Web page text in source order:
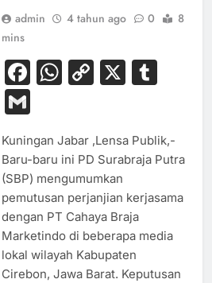
admin 4 tahun ago 0
8
mins
Facebook
WhatsApp
Copy
X
Gmail
Kuningan Jabar ,Lensa Publik,-
Baru-baru ini PD Surabraja Putra
(SBP) mengumumkan
pemutusan perjanjian kerjasama
dengan PT Cahaya Braja
Marketindo di beberapa media
lokal wilayah Kabupaten
Cirebon, Jawa Barat. Keputusan